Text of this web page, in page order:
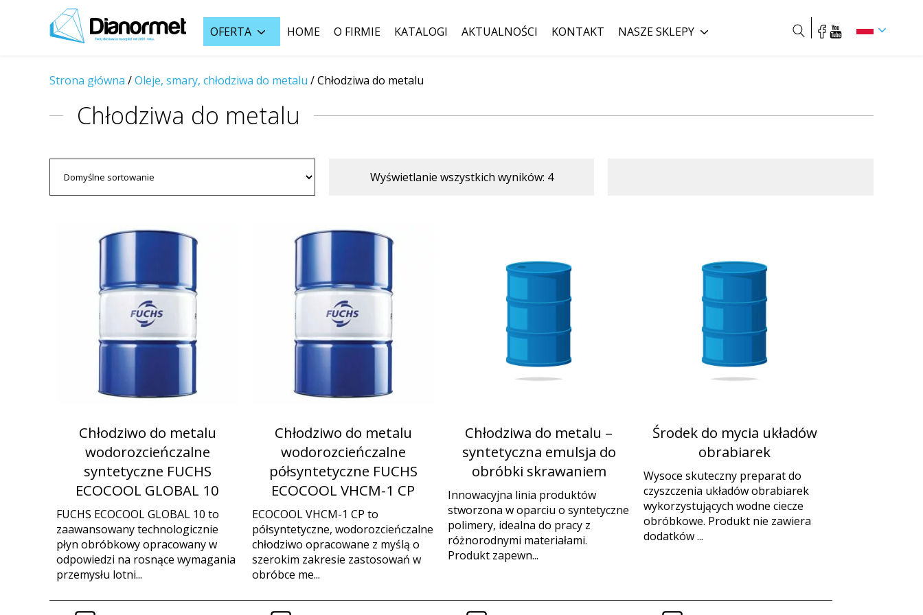
OFERTA HOME O FIRMIE KATALOGI AKTUALNOŚCI KONTAKT NASZE SKLEPY
Strona główna /Oleje, smary, chłodziwa do metalu /Chłodziwa do metalu
Chłodziwa do metalu
Wyświetlanie wszystkich wyników: 4
Chłodziwo do metalu
wodorozcieńczalne
syntetyczne FUCHS
ECOCOOL GLOBAL 10
FUCHS ECOCOOL GLOBAL 10 to
zaawansowany technologicznie
płyn obróbkowy opracowany w
odpowiedzi na rosnące wymagania
przemysłu lotni...
Chłodziwo do metalu
wodorozcieńczalne
półsyntetyczne FUCHS
ECOCOOL VHCM-1 CP
ECOCOOL VHCM-1 CP to
półsyntetyczne, wodorozcieńczalne
chłodziwo opracowane z myślą o
szerokim zakresie zastosowań w
obróbce me...
Chłodziwa do metalu –
syntetyczna emulsja do
obróbki skrawaniem
Innowacyjna linia produktów
stworzona w oparciu o syntetyczne
polimery, idealna do pracy z
różnorodnymi materiałami.
Produkt zapewn...
Środek do mycia układów
obrabiarek
Wysoce skuteczny preparat do
czyszczenia układów obrabiarek
wykorzystujących wodne ciecze
obróbkowe. Produkt nie zawiera
dodatków ...